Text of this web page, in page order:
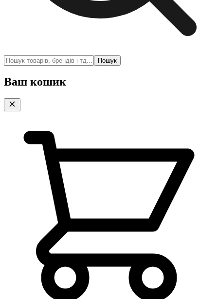
Пошук
Ваш кошик